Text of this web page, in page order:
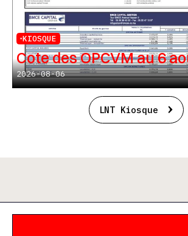
KIOSQUE
Cote des OPCVM au 6
2026-08-06
LNT Kiosque